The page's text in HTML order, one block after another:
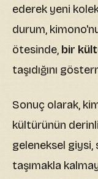
ederek yeni
durum,
ötesinde, bir
taşıdığını
Sonuç olarak,
kültürünün
geleneksel
taşımakla